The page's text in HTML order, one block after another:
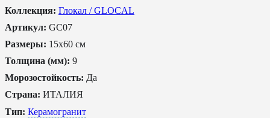
Коллекция: Глокал / GLOCAL
Артикул: GC07
Размеры: 15x60 см
Толщина (мм): 9
Морозостойкость: Да
Страна: ИТАЛИЯ
Тип: Керамогранит